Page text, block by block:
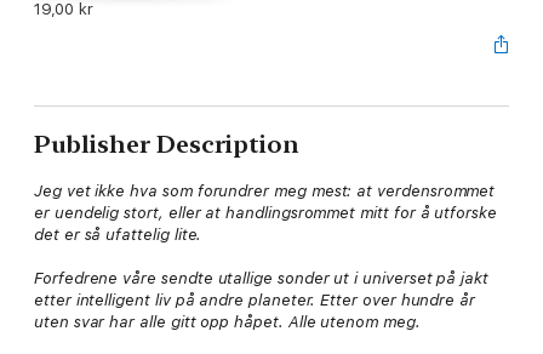
19,00 kr
Publisher Description
Jeg vet ikke hva som forundrer meg mest: at verdensrommet
er uendelig stort, eller at handlingsrommet mitt for å utforske
det er så ufattelig lite.
Forfedrene våre sendte utallige sonder ut i universet på jakt
etter intelligent liv på andre planeter. Etter over hundre år
uten svar har alle gitt opp håpet. Alle utenom meg.